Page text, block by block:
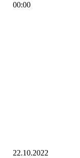
00:00
22.10.2022